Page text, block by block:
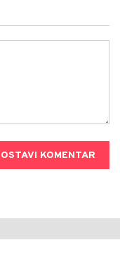
OSTAVI KOMENTAR